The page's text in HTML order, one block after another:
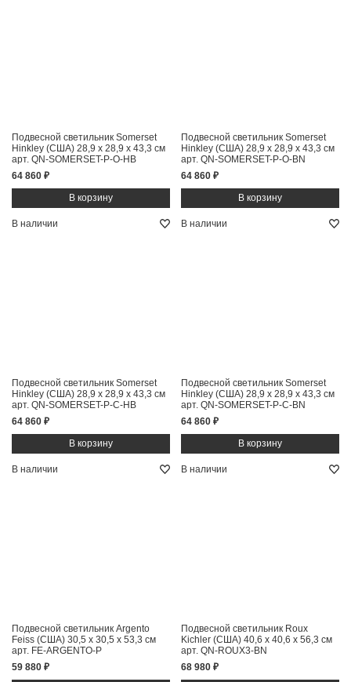
Подвесной светильник Somerset
Hinkley (США) 28,9 x 28,9 x 43,3 см
арт. QN-SOMERSET-P-O-HB
64 860 ₽
Подвесной светильник Somerset
Hinkley (США) 28,9 x 28,9 x 43,3 см
арт. QN-SOMERSET-P-O-BN
64 860 ₽
В наличии
Подвесной светильник Somerset
Hinkley (США) 28,9 x 28,9 x 43,3 см
арт. QN-SOMERSET-P-C-HB
64 860 ₽
В наличии
Подвесной светильник Somerset
Hinkley (США) 28,9 x 28,9 x 43,3 см
арт. QN-SOMERSET-P-C-BN
64 860 ₽
В наличии
Подвесной светильник Argento
Feiss (США) 30,5 x 30,5 x 53,3 см
арт. FE-ARGENTO-P
59 880 ₽
В наличии
Подвесной светильник Roux
Kichler (США) 40,6 x 40,6 x 56,3 см
арт. QN-ROUX3-BN
68 980 ₽